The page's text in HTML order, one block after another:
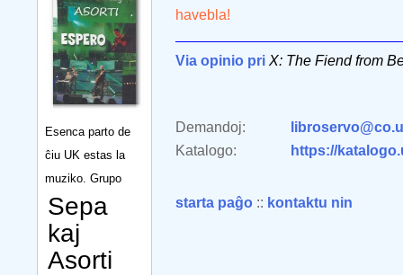
Esenca parto de
ĉiu UK estas la
muziko. Grupo
Sepa
kaj
Asorti
havebla!
Via opinio pri X: The Fiend from
Demandoj:
Katalogo:
https://
starta paĝo :: kontaktu nin